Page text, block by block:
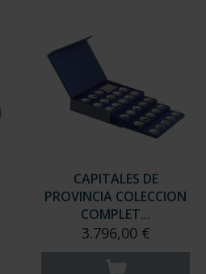
CAPITALES DE
PROVINCIA COLECCION
COMPLET...
3.796,00 €